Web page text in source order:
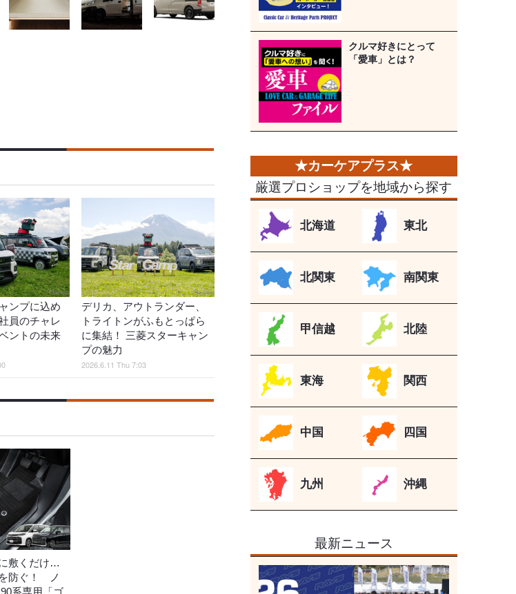
ンプに込め
員のチャレ
ントの未来
デリカ、アウトランダー、
トライトンがふもとっぱら
に集結！ 三菱スターキャン
プの魅力
2026.6.11 Thu 7:03
敷くだけ…
防ぐ！ ノ
系専用「ゴ
クルマ好きにとって
「愛車」とは？
厳選プロショップを地域から探す
北海道 東北
北関東 南関東
甲信越 北陸
東海 関西
中国 四国
九州 沖縄
最新ニュース